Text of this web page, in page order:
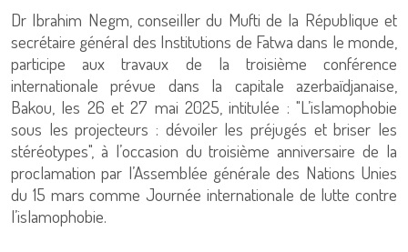
Dr Ibrahim Negm, conseiller du Mufti de la République et
secrétaire général des Institutions de Fatwa dans le monde,
participe aux travaux de la troisième conférence
internationale prévue dans la capitale azerbaïdjanaise,
Bakou, les 26 et 27 mai 2025, intitulée : "L’islamophobie
sous les projecteurs : dévoiler les préjugés et briser les
stéréotypes", à l’occasion du troisième anniversaire de la
proclamation par l’Assemblée générale des Nations Unies
du 15 mars comme Journée internationale de lutte contre
l’islamophobie.